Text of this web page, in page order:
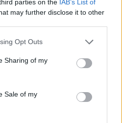
parties on the IAB’s List of
may further disclose it to other
Opt Outs
Sharing of my
Sale of my